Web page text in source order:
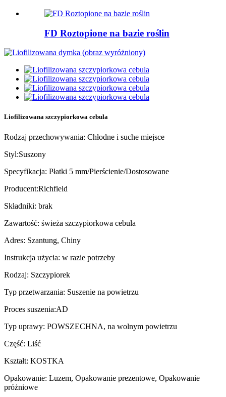
FD Roztopione na bazie roślin
Liofilizowana szczypiorkowa cebula
Rodzaj przechowywania: Chłodne i suche miejsce
Styl:Suszony
Specyfikacja: Płatki 5 mm/Pierścienie/Dostosowane
Producent:Richfield
Składniki: brak
Zawartość: świeża szczypiorkowa cebula
Adres: Szantung, Chiny
Instrukcja użycia: w razie potrzeby
Rodzaj: Szczypiorek
Typ przetwarzania: Suszenie na powietrzu
Proces suszenia:AD
Typ uprawy: POWSZECHNA, na wolnym powietrzu
Część: Liść
Kształt: KOSTKA
Opakowanie: Luzem, Opakowanie prezentowe, Opakowanie
próżniowe